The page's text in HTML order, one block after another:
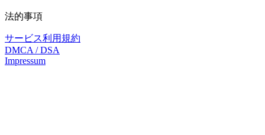
法的事項
サービス利用規約
DMCA / DSA
Impressum